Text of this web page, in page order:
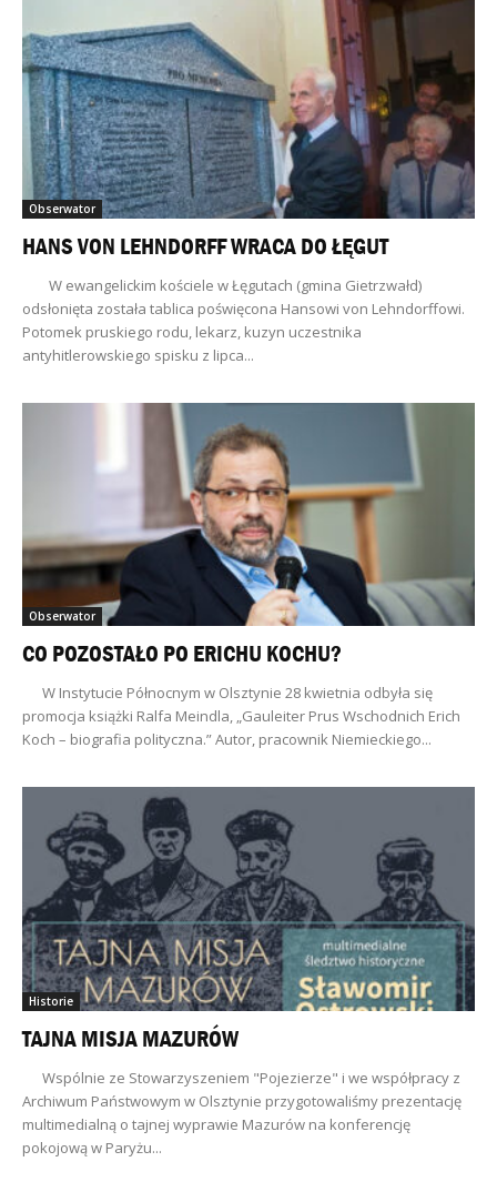
Obserwator
HANS VON LEHNDORFF WRACA DO ŁĘGUT
W ewangelickim kościele w Łęgutach (gmina Gietrzwałd)
odsłonięta została tablica poświęcona Hansowi von Lehndorffowi.
Potomek pruskiego rodu, lekarz, kuzyn uczestnika
antyhitlerowskiego spisku z lipca...
Obserwator
CO POZOSTAŁO PO ERICHU KOCHU?
W Instytucie Północnym w Olsztynie 28 kwietnia odbyła się
promocja książki Ralfa Meindla, „Gauleiter Prus Wschodnich Erich
Koch – biografia polityczna.” Autor, pracownik Niemieckiego...
Historie
TAJNA MISJA MAZURÓW
Wspólnie ze Stowarzyszeniem "Pojezierze" i we współpracy z
Archiwum Państwowym w Olsztynie przygotowaliśmy prezentację
multimedialną o tajnej wyprawie Mazurów na konferencję
pokojową w Paryżu...